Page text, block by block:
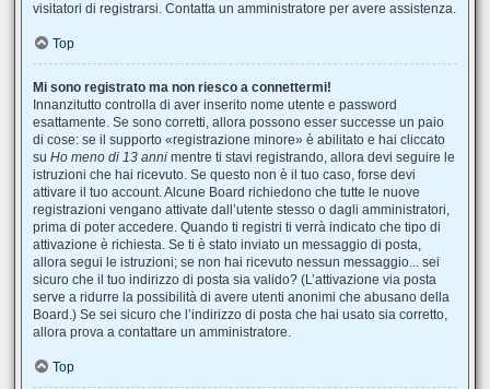
visitatori di registrarsi. Contatta un amministratore per avere assistenza.
Top
Mi sono registrato ma non riesco a connettermi!
Innanzitutto controlla di aver inserito nome utente e password
esattamente. Se sono corretti, allora possono esser successe un paio
di cose: se il supporto «registrazione minore» è abilitato e hai cliccato
su Ho meno di 13 anni mentre ti stavi registrando, allora devi seguire le
istruzioni che hai ricevuto. Se questo non è il tuo caso, forse devi
attivare il tuo account. Alcune Board richiedono che tutte le nuove
registrazioni vengano attivate dall’utente stesso o dagli amministratori,
prima di poter accedere. Quando ti registri ti verrà indicato che tipo di
attivazione è richiesta. Se ti è stato inviato un messaggio di posta,
allora segui le istruzioni; se non hai ricevuto nessun messaggio... sei
sicuro che il tuo indirizzo di posta sia valido? (L’attivazione via posta
serve a ridurre la possibilità di avere utenti anonimi che abusano della
Board.) Se sei sicuro che l’indirizzo di posta che hai usato sia corretto,
allora prova a contattare un amministratore.
Top